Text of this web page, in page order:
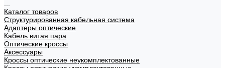
Каталог товаров
Структурированная кабельная система
Адаптеры оптические
Кабель витая пара
Оптические кроссы
Аксессуары
Кроссы оптические неукомплектованные